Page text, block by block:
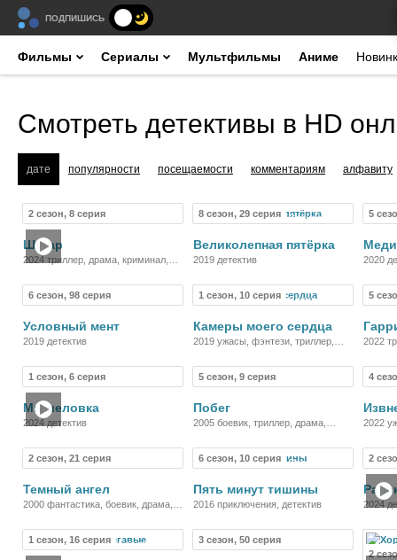
ПОДПИШИСЬ
Фильмы Сериалы Мультфильмы Аниме
Смотреть детективы в HD
дате популярности посещаемости комментариям алфавиту
2 сезон, 8 серия
Шугар
2024 триллер, драма, криминал,
8 сезон, 29 серия Сериал
Великолепная пятёрка
2019 детектив
5
2020
6 сезон, 98 серия
Условный мент
2019 детектив
1 сезон, 10 серия Сериал
Камеры моего сердца
2019 ужасы, фэнтези, триллер,
5
2022
1 сезон, 6 серия
Мышеловка
2024 детектив
5 сезон, 9 серия
Побег
2005 боевик, триллер, драма,
4
2022
2 сезон, 21 серия
Темный ангел
2000 фантастика, боевик, драма,
6 сезон, 10 серия Сериал
Пять минут тишины
2016 приключения, детектив
2
2024
1 сезон, 16 серия Сериал 3 сезон, 50 серия
2